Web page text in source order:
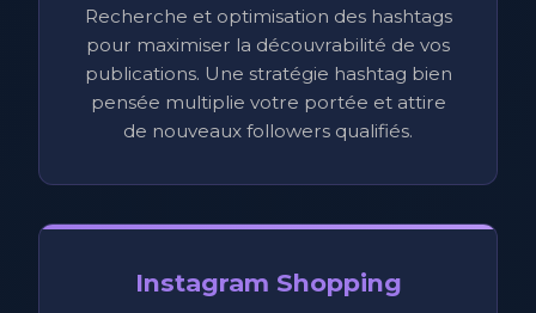
Recherche et optimisation des hashtags
pour maximiser la découvrabilité de vos
publications. Une stratégie hashtag bien
pensée multiplie votre portée et attire
de nouveaux followers qualifiés.
Instagram Shopping